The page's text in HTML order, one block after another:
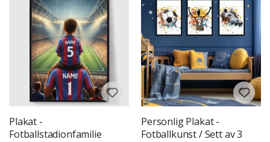
Plakat -
Fotballstadionfamilie
Personlig Plakat -
Fotballkunst / Sett av 3